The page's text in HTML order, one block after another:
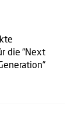
die “Next